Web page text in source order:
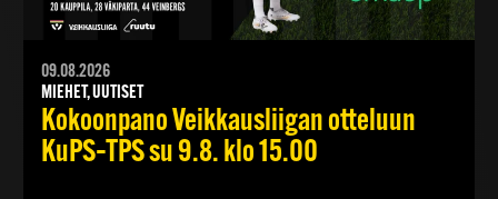
09.08.2026
MIEHET, UUTISET
Kokoonpano Veikkausliigan otteluun
KuPS–TPS su 9.8. klo 15.00